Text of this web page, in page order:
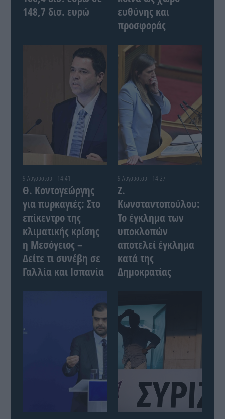
148,7 δισ. ευρώ
ευθύνης και
προσφοράς
9 Αυγούστου - 14:41
Θ. Κοντογεώργης
για πυρκαγιές: Στο
επίκεντρο της
κλιματικής κρίσης
η Μεσόγειος –
Δείτε τι συνέβη σε
Γαλλία και Ισπανία
9 Αυγούστου - 14:27
Ζ.
Κωνσταντοπούλου:
Το έγκλημα των
υποκλοπών
αποτελεί έγκλημα
κατά της
Δημοκρατίας